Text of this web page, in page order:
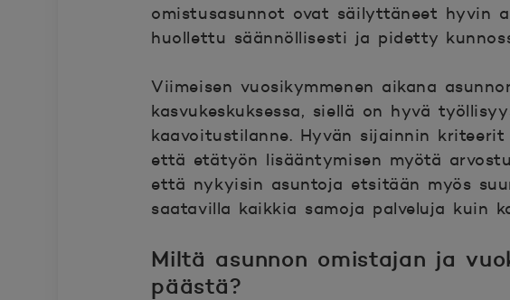
omistusasunnot ovat säilyttäneet hyvin
huollettu säännöllisesti ja pidetty
Viimeisen vuosikymmenen aikana
kasvukeskuksessa, siellä on hyvä
kaavoitustilanne. Hyvän sijainnin
että etätyön lisääntymisen myötä
että nykyisin asuntoja etsitään myös
saatavilla kaikkia samoja palveluja kuin
Miltä asunnon omistajan ja
päästä?